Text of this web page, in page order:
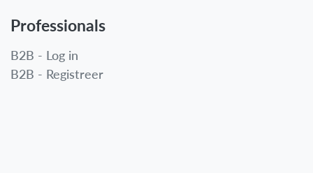
Professionals
B2B - Log in
B2B - Registreer